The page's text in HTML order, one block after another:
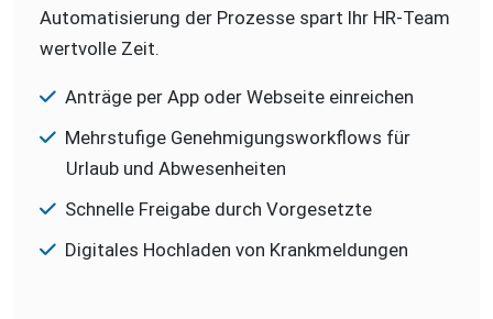
Automatisierung der Prozesse spart Ihr HR-Team
wertvolle Zeit.
Anträge per App oder Webseite einreichen
Mehrstufige Genehmigungsworkflows für
Urlaub und Abwesenheiten
Schnelle Freigabe durch Vorgesetzte
Digitales Hochladen von Krankmeldungen